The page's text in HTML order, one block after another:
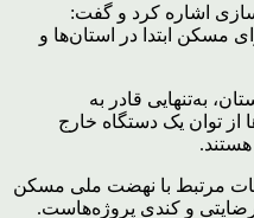
اشاره کرد و گفت:
ابتدا در استان‌ها و
به‌تنهایی قادر به
از توان یک دستگاه خارج
هستند.
مرتبط با نهضت ملی مسکن
و کندی پروژه‌هاست.